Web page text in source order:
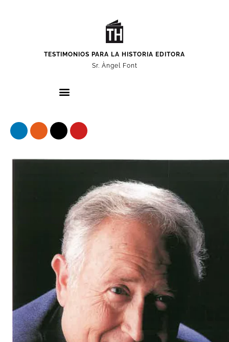
TESTIMONIOS PARA LA HISTORIA EDITORA
Sr. Àngel Font